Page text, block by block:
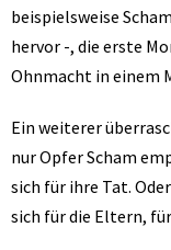
beispielsweise
hervor -, die erste
Ohnmacht in einem
Ein weiterer
nur Opfer Scham
sich für ihre Tat.
sich für die Eltern,